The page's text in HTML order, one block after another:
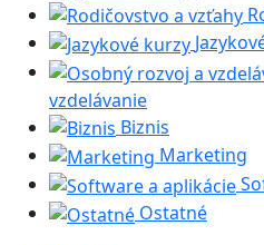
vzdelávanie
Biznis
Marketing
Ostatné